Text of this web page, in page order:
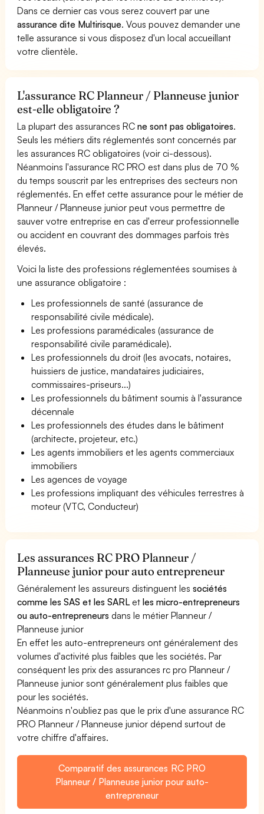
Dans ce dernier cas vous serez couvert par une
assurance dite Multirisque. Vous pouvez demander une
telle assurance si vous disposez d'un local accueillant
votre clientèle.
L'assurance RC Planneur / Planneuse junior
est-elle obligatoire ?
La plupart des assurances RCne sont pas obligatoires.
Seuls les métiers dits réglementés sont concernés par
les assurances RC obligatoires (voir ci-dessous).
Néanmoins l'assurance RC PRO est dans plus de 70 %
du temps souscrit par les entreprises des secteurs non
réglementés. En effet cette assurance pour le métier de
Planneur / Planneuse junior peut vous permettre de
sauver votre entreprise en cas d'erreur professionnelle
ou accident en couvrant des dommages parfois très
élevés.
Voici la liste des professions réglementées soumises à
une assurance obligatoire :
Les professionnels de santé (assurance de
responsabilité civile médicale).
Les professions paramédicales (assurance de
responsabilité civile paramédicale).
Les professionnels du droit (les avocats, notaires,
huissiers de justice, mandataires judiciaires,
commissaires-priseurs...)
Les professionnels du bâtiment soumis à l'assurance
décennale
Les professionnels des études dans le bâtiment
(architecte, projeteur, etc.)
Les agents immobiliers et les agents commerciaux
immobiliers
Les agences de voyage
Les professions impliquant des véhicules terrestres à
moteur (VTC, Conducteur)
Les assurances RC PRO Planneur /
Planneuse junior pour auto entrepreneur
Généralement les assureurs distinguent lessociétés
comme les SAS et les SARL etles micro-entrepreneurs
ou auto-entrepreneurs dans le métier Planneur /
Planneuse junior
En effet les auto-entrepreneurs ont généralement des
volumes d'activité plus faibles que les sociétés. Par
conséquent les prix des assurances rc pro Planneur /
Planneuse junior sont généralement plus faibles que
pour les sociétés.
Néanmoins n'oubliez pas que le prix d'une assurance RC
PRO Planneur / Planneuse junior dépend surtout de
votre chiffre d'affaires.
Comparatif des assurances RC PRO
Planneur / Planneuse junior pour auto-
entrepreneur